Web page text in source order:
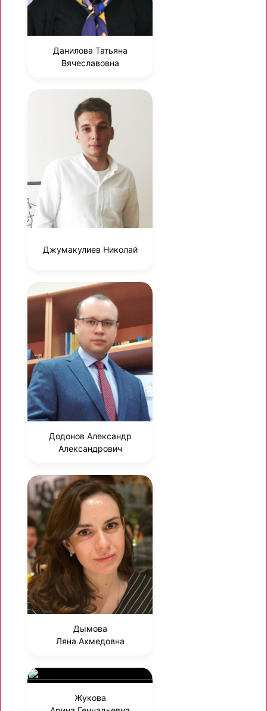
Данилова Татьяна
Вячеславовна
Джумакулиев Николай
Додонов Александр
Александрович
Дымова
Ляна Ахмедовна
Жукова